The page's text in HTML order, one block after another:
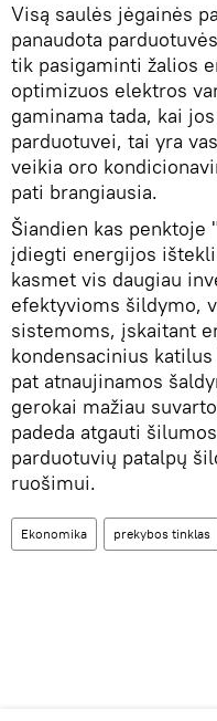
Visą saulės jėgainės
panaudota
tik pasigaminti žalios
optimizuos elektros
gaminama tada, kai
parduotuvei, tai yra
veikia oro
pati brangiausia.
Šiandien kas penktoje
įdiegti energijos
kasmet vis daugiau
efektyvioms šildymo,
sistemoms, įskaitant
kondensacinius
pat atnaujinamos
gerokai mažiau
padeda atgauti
parduotuvių patalpų
ruošimui.
Ekonomika prekybos tinklas